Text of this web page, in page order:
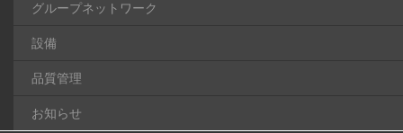
グループネットワーク
設備
品質管理
お知らせ